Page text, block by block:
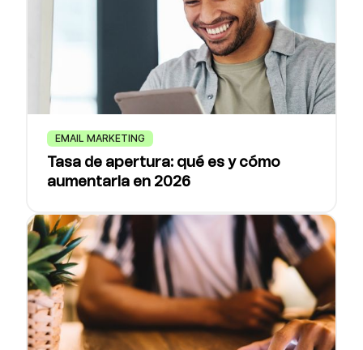
EMAIL MARKETING
Tasa de apertura: qué es y cómo
aumentarla en 2026